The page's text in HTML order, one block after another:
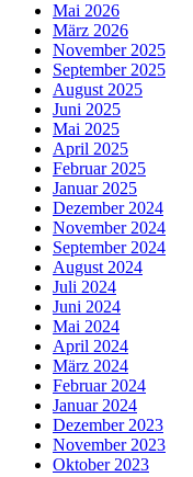
Mai 2026
März 2026
November 2025
September 2025
August 2025
Juni 2025
Mai 2025
April 2025
Februar 2025
Januar 2025
Dezember 2024
November 2024
September 2024
August 2024
Juli 2024
Juni 2024
Mai 2024
April 2024
März 2024
Februar 2024
Januar 2024
Dezember 2023
November 2023
Oktober 2023